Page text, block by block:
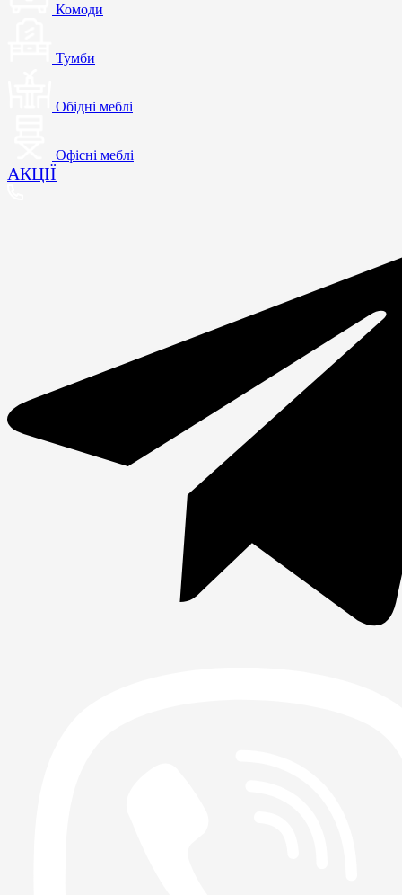
Комоди
Тумби
Обідні меблі
Офісні меблі
АКЦІЇ